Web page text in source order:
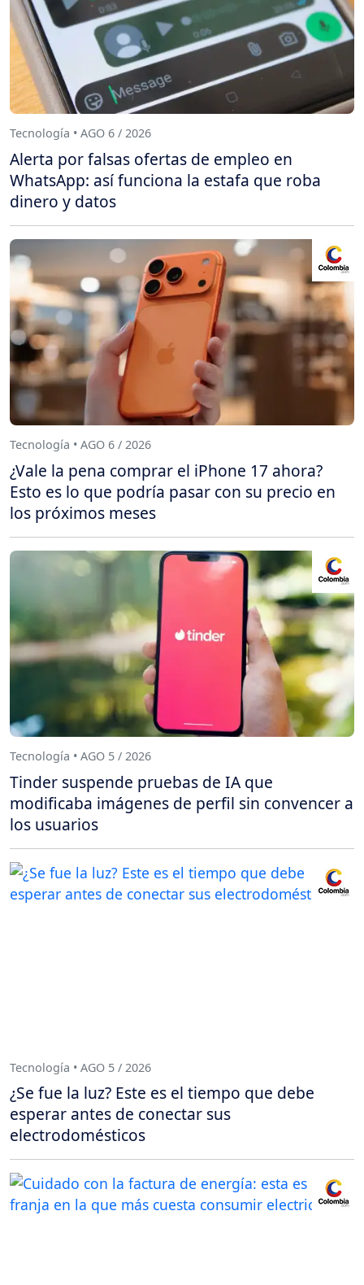
Tecnología • AGO 6 / 2026
Alerta por falsas ofertas de empleo en
WhatsApp: así funciona la estafa que roba
dinero y datos
Tecnología • AGO 6 / 2026
¿Vale la pena comprar el iPhone 17 ahora?
Esto es lo que podría pasar con su precio en
los próximos meses
Tecnología • AGO 5 / 2026
Tinder suspende pruebas de IA que
modificaba imágenes de perfil sin convencer a
los usuarios
Tecnología • AGO 5 / 2026
¿Se fue la luz? Este es el tiempo que debe
esperar antes de conectar sus
electrodomésticos